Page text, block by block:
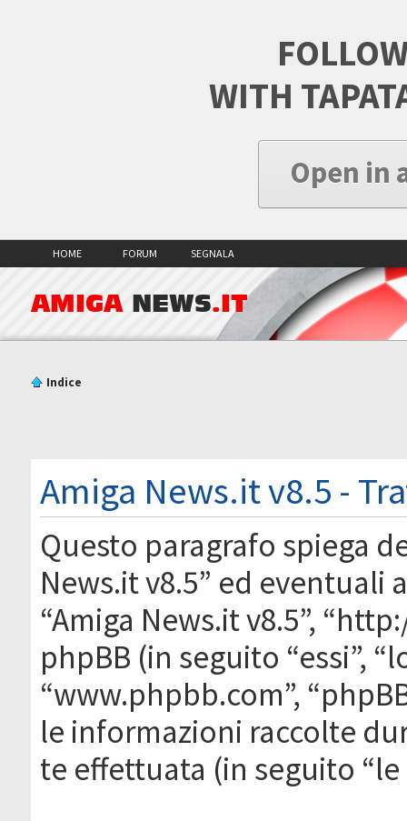
WITH
Open in
HOME FORUM SEGNALA
AMIGA NEWS.IT
Indice
Amiga News.it v8.5 -
Questo paragrafo spiega
News.it v8.5” ed eventuali
“Amiga News.it v8.5”,
phpBB (in seguito “essi”,
“www.phpbb.com”,
le informazioni raccolte
te effettuata (in seguito